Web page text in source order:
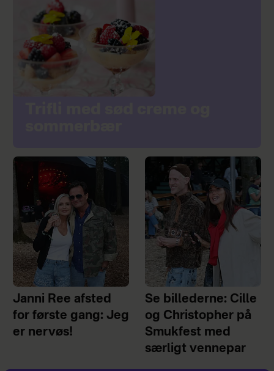
Janni Ree afsted
for første gang: Jeg
er nervøs!
Se billederne: Cille
og Christopher på
Smukfest med
særligt vennepar